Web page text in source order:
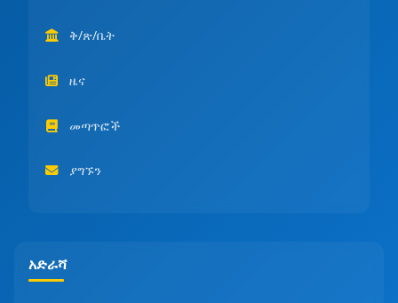
ቅ/ጽ/ቤት
ዜና
መጣጥፎች
ያግኙን
አድራሻ